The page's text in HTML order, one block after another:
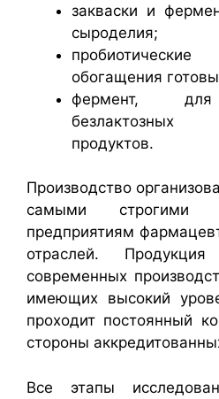
закваски и
сыроделия;
обогащения
фермент, для
безлактозных
продуктов.
Производство
самыми строгими
предприятиям
отраслей.
современных
имеющих высокий
проходит постоянный
стороны
Все этапы